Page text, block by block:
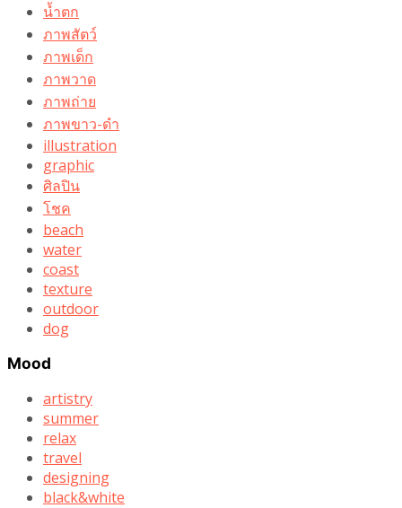
น้ำตก
ภาพสัตว์
ภาพเด็ก
ภาพวาด
ภาพถ่าย
ภาพขาว-ดำ
illustration
graphic
ศิลปิน
โชค
beach
water
coast
texture
outdoor
dog
Mood
artistry
summer
relax
travel
designing
black&white